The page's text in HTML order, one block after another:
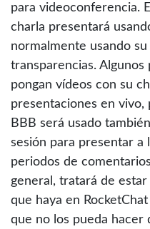
para videoconferencia.
charla presentará
normalmente usando
transparencias.
pongan vídeos con su
presentaciones en
BBB será usado
sesión para presentar a
periodos de
general, tratará de
que haya en
que no los pueda hacer